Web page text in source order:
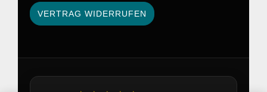
VERTRAG WIDERRUFEN